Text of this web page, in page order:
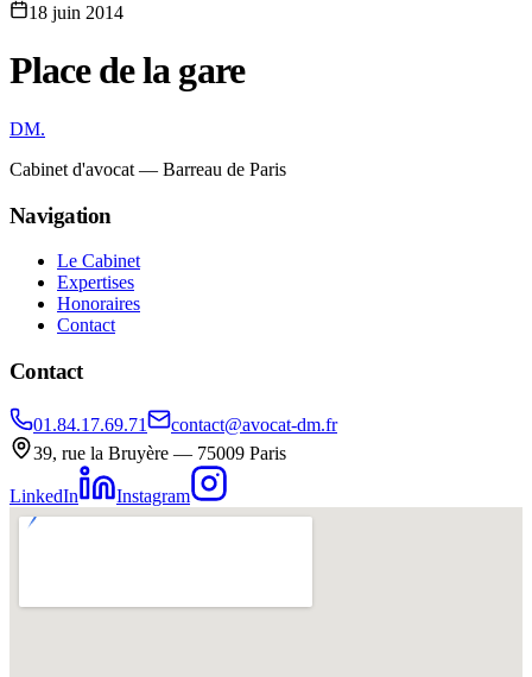
18 juin 2014
Place de la gare
DM.
Cabinet d'avocat — Barreau de Paris
Navigation
Le Cabinet
Expertises
Honoraires
Contact
Contact
01.84.17.69.71
contact@avocat-dm.fr
39, rue la Bruyère — 75009 Paris
LinkedIn Instagram